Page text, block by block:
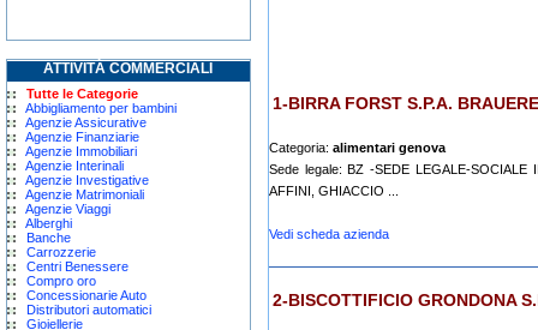
ATTIVITÀ COMMERCIALI
Tutte le Categorie
Abbigliamento per bambini
Agenzie Assicurative
Agenzie Finanziarie
Agenzie Immobiliari
Agenzie Interinali
Agenzie Investigative
Agenzie Matrimoniali
Agenzie Viaggi
Alberghi
Banche
Carrozzerie
Centri Benessere
Compro oro
Concessionarie Auto
Distributori automatici
Gioiellerie
1-BIRRA FORST S.P.A.
Categoria: alimentari genova
Sede legale: BZ -SEDE LEGALE-SOCIALE
AFFINI, GHIACCIO ...
Vedi scheda azienda
2-BISCOTTIFICIO GRONDONA